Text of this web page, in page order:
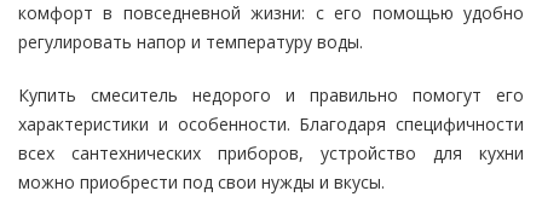
комфорт в повседневной жизни: с его помощью удобно
регулировать напор и температуру воды.
Купить смеситель недорого и правильно помогут его
характеристики и особенности. Благодаря специфичности
всех сантехнических приборов, устройство для кухни
можно приобрести под свои нужды и вкусы.